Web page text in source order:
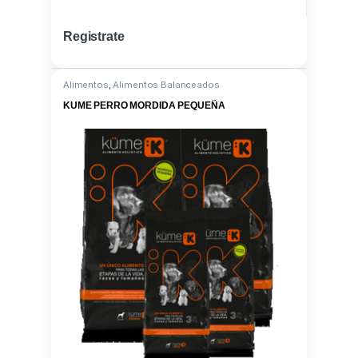
Registrate
Alimentos,Alimentos Balanceados
KUME PERRO MORDIDA PEQUEÑA